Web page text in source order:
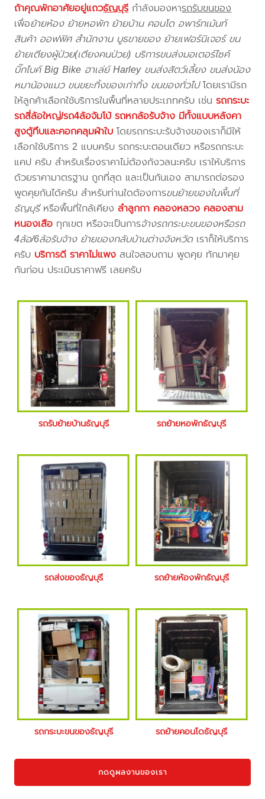
ถ้าคุณพักอาศัยอยู่แถวธัญบุรีกำลังมองหารถรับขนของ
เพื่อย้ายห้อง ย้ายหอพัก ย้ายบ้าน คอนโด อพาร์ทเม้นท์
สินค้า ออฟฟิศ สำนักงาน บูธขายของ ย้ายเฟอร์นิเจอร์ ขน
ย้ายเตียงผู้ป่วย(เตียงคนป่วย) บริการขนส่งมอเตอร์ไซค์
บิ๊กไบค์ Big Bike ฮาเล่ย์ Harley ขนส่งสัตว์เลี้ยง ขนส่งน้อง
หมาน้องแมว ขนขยะทิ้งของเก่าทิ้ง ขนของทั่วไปโดยเรามีรถ
ให้ลูกค้าเลือกใช้บริการในพื้นที่หลายประเภทครับ เช่นรถกระบะ
รถสี่ล้อใหญ่/รถ4ล้อจัมโบ้ รถหกล้อรับจ้าง มีทั้งแบบหลังคา
สูงตู้ทึบและคอกคลุมผ้าใบ โดยรถกระบะรับจ้างของเราก็มีให้
เลือกใช้บริการ 2 แบบครับ รถกระบะตอนเดียว หรือรถกระบะ
แคป ครับ สำหรับเรื่องราคาไม่ต้องกังวลนะครับ เราให้บริการ
ด้วยราคามาตรฐาน ถูกที่สุด และเป็นกันเอง สามารถต่อรอง
พูดคุยกันได้ครับ สำหรับท่านใดต้องการขนย้ายของในพื้นที่
ธัญบุรีหรือพื้นที่ใกล้เคียงลำลูกกา คลองหลวง คลองสาม
หนองเสือ ทุกเขต หรือจะเป็นการจ้างรถกระบะขนของหรือรถ
4ล้อ/6ล้อรับจ้าง ย้ายของกลับบ้านต่างจังหวัด เราก็ให้บริการ
ครับ บริการดี ราคาไม่แพง สนใจสอบถาม พูดคุย ทักมาคุย
กันก่อน ประเมินราคาฟรี เลยครับ
รถรับย้ายบ้านธัญบุรี รถย้ายหอพักธัญบุรี
รถส่งของธัญบุรี รถย้ายห้องพักธัญบุรี
รถกระบะขนของธัญบุรี รถย้ายคอนโดธัญบุรี
กดดูผลงานของเรา